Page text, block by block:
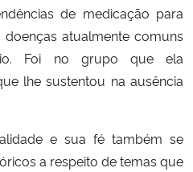
de medicação para
atualmente comuns
Foi no grupo que ela
lhe sustentou na ausência
e sua fé também se
a respeito de temas que